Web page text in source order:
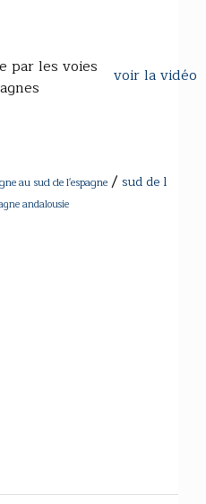
voir la vidéo
par les voies
au sud de l'espagne/ sud de l
andalousie